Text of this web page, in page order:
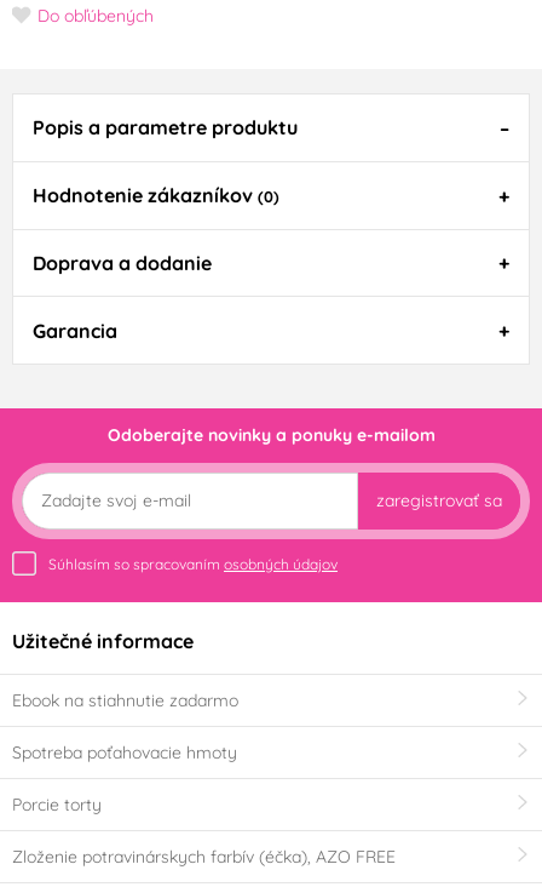
Do obľúbených
Popis a parametre produktu
Hodnotenie zákazníkov (0)
Doprava a dodanie
Garancia
Odoberajte novinky a ponuky e-mailom
zaregistrovať sa
Súhlasím so spracovaním osobných údajov
Užitečné informace
Ebook na stiahnutie zadarmo
Spotreba poťahovacie hmoty
Porcie torty
Zloženie potravinárskych farbív (éčka), AZO FREE